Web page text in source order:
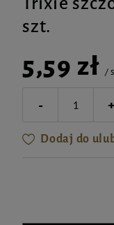
szt.
5,59 zł /
- +
Dodaj do